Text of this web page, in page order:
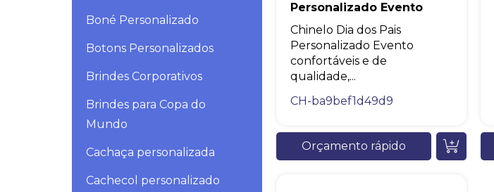
Boné Personalizado
Botons Personalizados
Brindes Corporativos
Brindes para Copa do
Mundo
Cachaça personalizada
Cachecol personalizado
Personalizado Evento
Chinelo Dia dos Pais
Personalizado Evento
confortáveis e de
qualidade,...
CH-ba9bef1d49d9
Orçamento rápido